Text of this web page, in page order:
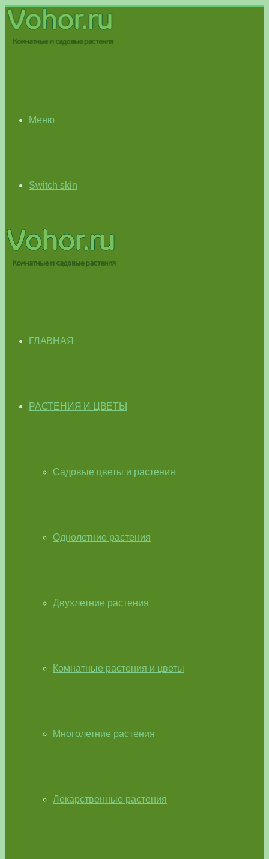
Меню
Switch skin
ГЛАВНАЯ
РАСТЕНИЯ И ЦВЕТЫ
Садовые цветы и растения
Однолетние растения
Двухлетние растения
Комнатные растения и цветы
Многолетние растения
Лекарственные растения